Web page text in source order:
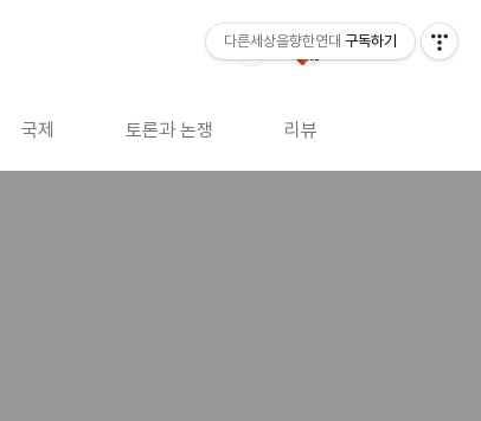
국제 토론과 논쟁 리뷰
다른세상을향한연대 구독하기